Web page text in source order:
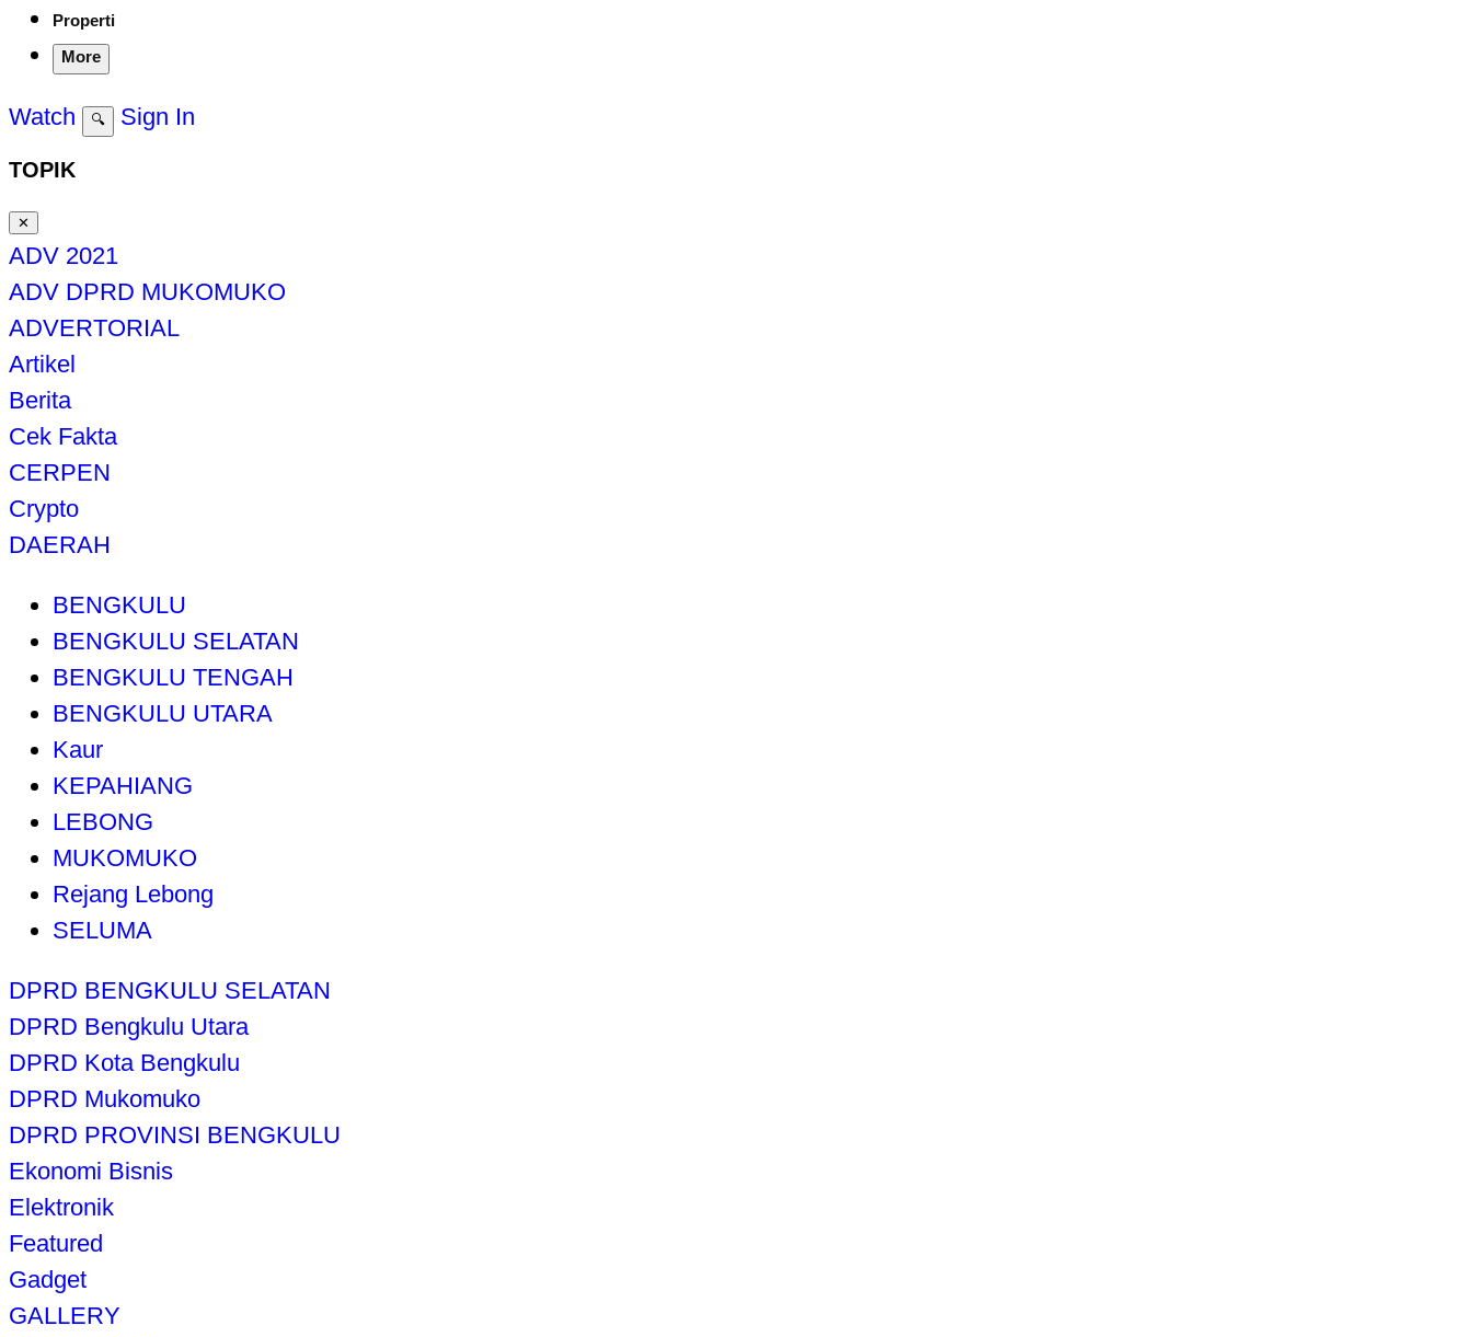
Properti
More
Watch 🔍 Sign In
TOPIK
✕
ADV 2021
ADV DPRD MUKOMUKO
ADVERTORIAL
Artikel
Berita
Cek Fakta
CERPEN
Crypto
DAERAH
BENGKULU
BENGKULU SELATAN
BENGKULU TENGAH
BENGKULU UTARA
Kaur
KEPAHIANG
LEBONG
MUKOMUKO
Rejang Lebong
SELUMA
DPRD BENGKULU SELATAN
DPRD Bengkulu Utara
DPRD Kota Bengkulu
DPRD Mukomuko
DPRD PROVINSI BENGKULU
Ekonomi Bisnis
Elektronik
Featured
Gadget
GALLERY